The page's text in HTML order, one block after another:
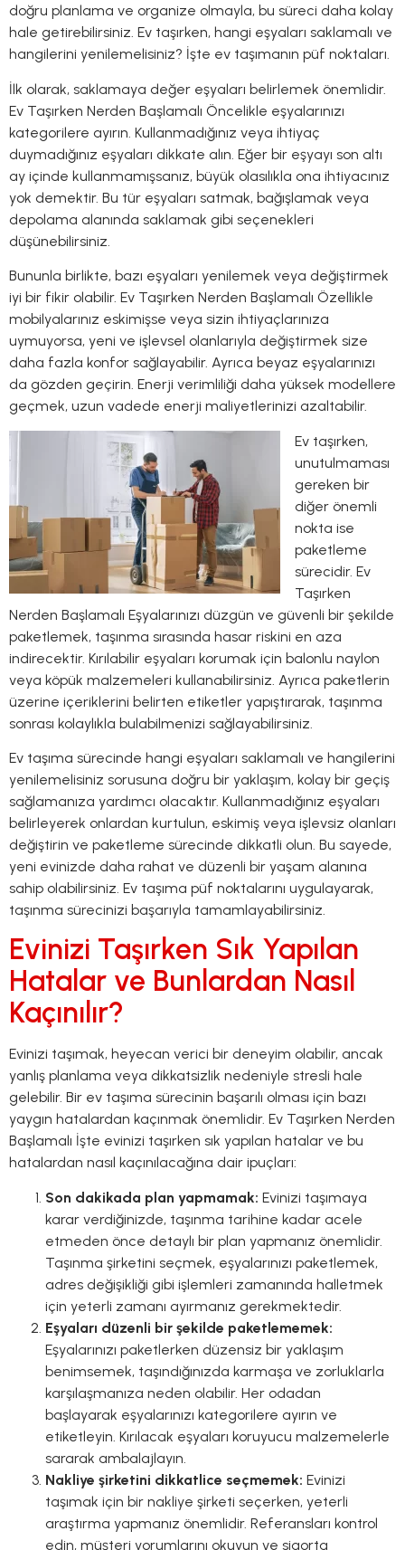
doğru planlama ve organize olmayla, bu süreci daha kolay
hale getirebilirsiniz. Ev taşırken, hangi eşyaları saklamalı ve
hangilerini yenilemelisiniz? İşte ev taşımanın püf noktaları.
İlk olarak, saklamaya değer eşyaları belirlemek önemlidir.
Ev Taşırken Nerden Başlamalı Öncelikle eşyalarınızı
kategorilere ayırın. Kullanmadığınız veya ihtiyaç
duymadığınız eşyaları dikkate alın. Eğer bir eşyayı son altı
ay içinde kullanmamışsanız, büyük olasılıkla ona ihtiyacınız
yok demektir. Bu tür eşyaları satmak, bağışlamak veya
depolama alanında saklamak gibi seçenekleri
düşünebilirsiniz.
Bununla birlikte, bazı eşyaları yenilemek veya değiştirmek
iyi bir fikir olabilir. Ev Taşırken Nerden Başlamalı Özellikle
mobilyalarınız eskimişse veya sizin ihtiyaçlarınıza
uymuyorsa, yeni ve işlevsel olanlarıyla değiştirmek size
daha fazla konfor sağlayabilir. Ayrıca beyaz eşyalarınızı
da gözden geçirin. Enerji verimliliği daha yüksek modellere
geçmek, uzun vadede enerji maliyetlerinizi azaltabilir.
Ev taşırken,
unutulmaması
gereken bir
diğer önemli
nokta ise
paketleme
sürecidir. Ev
Taşırken
Nerden Başlamalı Eşyalarınızı düzgün ve güvenli bir şekilde
paketlemek, taşınma sırasında hasar riskini en aza
indirecektir. Kırılabilir eşyaları korumak için balonlu naylon
veya köpük malzemeleri kullanabilirsiniz. Ayrıca paketlerin
üzerine içeriklerini belirten etiketler yapıştırarak, taşınma
sonrası kolaylıkla bulabilmenizi sağlayabilirsiniz.
Ev taşıma sürecinde hangi eşyaları saklamalı ve hangilerini
yenilemelisiniz sorusuna doğru bir yaklaşım, kolay bir geçiş
sağlamanıza yardımcı olacaktır. Kullanmadığınız eşyaları
belirleyerek onlardan kurtulun, eskimiş veya işlevsiz olanları
değiştirin ve paketleme sürecinde dikkatli olun. Bu sayede,
yeni evinizde daha rahat ve düzenli bir yaşam alanına
sahip olabilirsiniz. Ev taşıma püf noktalarını uygulayarak,
taşınma sürecinizi başarıyla tamamlayabilirsiniz.
Evinizi Taşırken Sık Yapılan
Hatalar ve Bunlardan Nasıl
Kaçınılır?
Evinizi taşımak, heyecan verici bir deneyim olabilir, ancak
yanlış planlama veya dikkatsizlik nedeniyle stresli hale
gelebilir. Bir ev taşıma sürecinin başarılı olması için bazı
yaygın hatalardan kaçınmak önemlidir. Ev Taşırken Nerden
Başlamalı İşte evinizi taşırken sık yapılan hatalar ve bu
hatalardan nasıl kaçınılacağına dair ipuçları:
Son dakikada plan yapmamak: Evinizi taşımaya
karar verdiğinizde, taşınma tarihine kadar acele
etmeden önce detaylı bir plan yapmanız önemlidir.
Taşınma şirketini seçmek, eşyalarınızı paketlemek,
adres değişikliği gibi işlemleri zamanında halletmek
için yeterli zamanı ayırmanız gerekmektedir.
Eşyaları düzenli bir şekilde paketlememek:
Eşyalarınızı paketlerken düzensiz bir yaklaşım
benimsemek, taşındığınızda karmaşa ve zorluklarla
karşılaşmanıza neden olabilir. Her odadan
başlayarak eşyalarınızı kategorilere ayırın ve
etiketleyin. Kırılacak eşyaları koruyucu malzemelerle
sararak ambalajlayın.
Nakliye şirketini dikkatlice seçmemek: Evinizi
taşımak için bir nakliye şirketi seçerken, yeterli
araştırma yapmanız önemlidir. Referansları kontrol
edin, müşteri yorumlarını okuyun ve sigorta